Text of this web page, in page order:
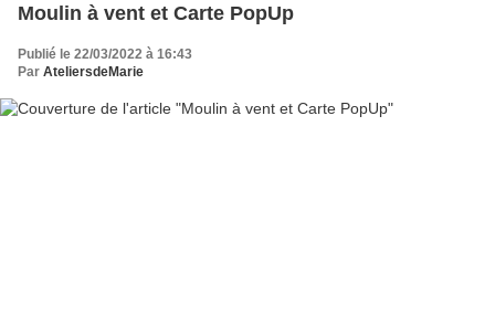
Moulin à vent et Carte PopUp
Publié le 22/03/2022 à 16:43
Par AteliersdeMarie